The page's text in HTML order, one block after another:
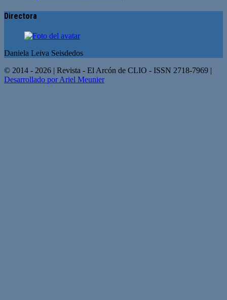
Directora
Daniela Leiva Seisdedos
© 2014 - 2026 | Revista - El Arcón de CLIO - ISSN 2718-7969 |
Desarrollado por Ariel Meunier